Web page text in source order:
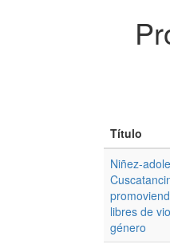
Título
Niñez-
libres de
género